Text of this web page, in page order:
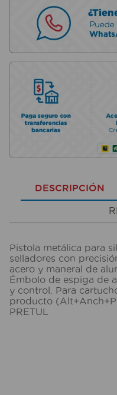
DESCRIPCIÓN
Pistola metálica para
selladores con
acero y maneral de
Émbolo de espiga de
y control. Para
producto
PRETUL